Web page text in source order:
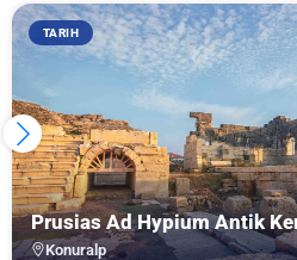
TARIH
Prusias Ad Hypium Antik
Konuralp